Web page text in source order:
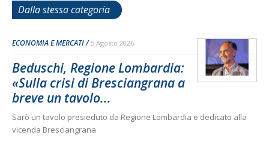
Dalla stessa categoria
ECONOMIA E MERCATI 5 Agosto 2026
Beduschi, Regione Lombardia:
«Sulla crisi di Bresciangrana a
breve un tavolo...
Sarò un tavolo presieduto da Regione Lombardia e dedicato alla
vicenda Bresciangrana